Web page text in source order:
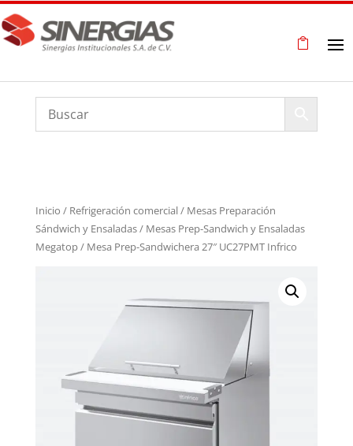
Inicio / Refrigeración comercial/ Mesas Preparación
Sándwich y Ensaladas/ Mesas Prep-Sandwich y Ensaladas
Megatop/ Mesa Prep-Sandwichera 27″ UC27PMT Infrico